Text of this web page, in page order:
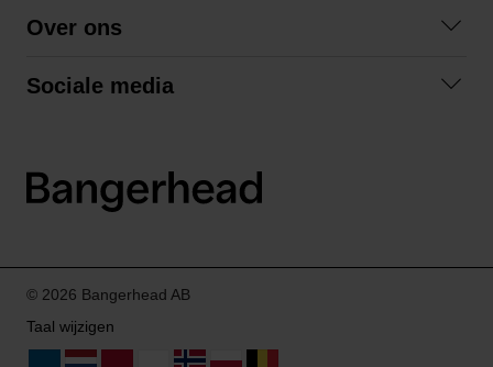
Algemene voorwaarden
Over ons
Sociale media
LinkedIn
© 2026 Bangerhead AB
Taal wijzigen